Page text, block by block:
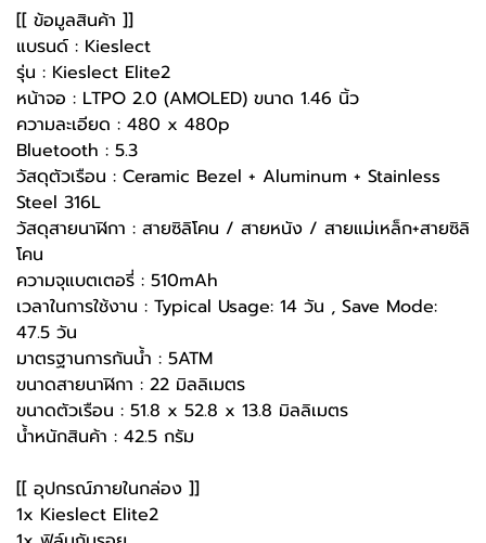
[[ ข้อมูลสินค้า ]]
แบรนด์ : Kieslect
รุ่น : Kieslect Elite2
หน้าจอ : LTPO 2.0 (AMOLED) ขนาด 1.46 นิ้ว
ความละเอียด : 480 x 480p
Bluetooth : 5.3
วัสดุตัวเรือน : Ceramic Bezel + Aluminum + Stainless
Steel 316L
วัสดุสายนาฬิกา : สายซิลิโคน / สายหนัง / สายแม่เหล็ก+สายซิลิ
โคน
ความจุแบตเตอรี่ : 510mAh
เวลาในการใช้งาน : Typical Usage: 14 วัน , Save Mode:
47.5 วัน
มาตรฐานการกันน้ำ : 5ATM
ขนาดสายนาฬิกา : 22 มิลลิเมตร
ขนาดตัวเรือน : 51.8 x 52.8 x 13.8 มิลลิเมตร
น้ำหนักสินค้า : 42.5 กรัม
[[ อุปกรณ์ภายในกล่อง ]]
1x Kieslect Elite2